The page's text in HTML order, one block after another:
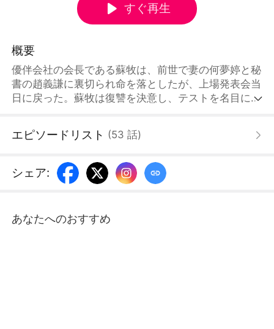
すぐ再生
概要
優伴会社の会長である蘇牧は、前世で妻の何夢婷と秘
書の趙義謙に裏切られ命を落としたが、上場発表会当
日に戻った。蘇牧は復讐を決意し、テストを名目にロ
させ、離婚にも同意させた。勝利を確信した何夢婷
間、契約条項が発動し、彼女は全財産を失う。趙義謙
も横領罪で逮捕される。やがて蘇牧の会社は無事上場
エピソードリスト (53 話)
シェア:
あなたへのおすすめ